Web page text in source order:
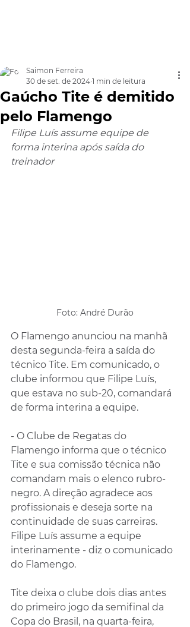
Gaúcho Tite é demitido
pelo Flamengo
Saimon Ferreira
30 de set. de 2024 1 min de leitura
Filipe Luís assume equipe de
forma interina após saída do
treinador
Foto: André Durão
O Flamengo anunciou na manhã
desta segunda-feira a saída do
técnico Tite. Em comunicado, o
clube informou que Filipe Luís,
que estava no sub-20, comandará
de forma interina a equipe.
- O Clube de Regatas do
Flamengo informa que o técnico
Tite e sua comissão técnica não
comandam mais o elenco rubro-
negro. A direção agradece aos
profissionais e deseja sorte na
continuidade de suas carreiras.
Filipe Luís assume a equipe
interinamente - diz o comunicado
do Flamengo.
Tite deixa o clube dois dias antes
do primeiro jogo da semifinal da
Copa do Brasil, na quarta-feira,